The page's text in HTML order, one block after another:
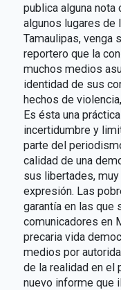
publica alguna
algunos lugares de
Tamaulipas, venga
reportero que la
muchos medios
identidad de sus
hechos de
Es ésta una
incertidumbre y
parte del
calidad de una
sus libertades,
expresión. Las
garantía en las que
comunicadores en
precaria vida
medios por
de la realidad en el
nuevo informe que